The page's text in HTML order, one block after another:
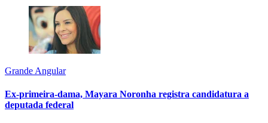
Grande Angular
Ex-primeira-dama, Mayara Noronha registra candidatura a
deputada federal